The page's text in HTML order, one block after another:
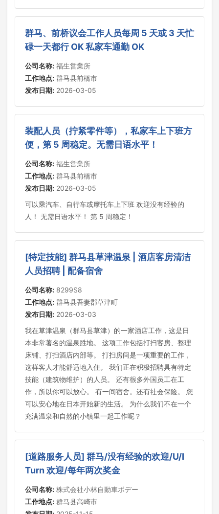
群马、前桥议会工作人员每周 5 天或 3 天忙
碌一天都行 OK 私家车通勤 OK
公司名称: 福生営業所
工作地点: 群马县前橋市
发布日期: 2026-03-05
装配人员（拧紧零件等），私家车上下班方
便，第 5 周稳定。无需日语水平！
公司名称: 福生営業所
工作地点: 群马县前橋市
发布日期: 2026-03-05
可以乘汽车、自行车或摩托车上下班 欢迎没有经验的
人！ 无需日语水平！ 第 5 周稳定！
[特定技能] 群马县草津温泉 | 酒店客房清洁
人员招聘 | 配备宿舍
公司名称: 8299S8
工作地点: 群马县吾妻郡草津町
发布日期: 2026-03-03
我在草津温泉（群马县草津）的一家酒店工作，这是日
本非常著名的温泉胜地。 这项工作包括打扫客房、整理
床铺、打扫酒店内部等。 打扫房间是一项重要的工作，
这样客人才能舒适地入住。 我们正在积极招聘具有特定
技能（建筑物维护）的人员。 还有很多外国员工在工
作，所以你可以放心。 有一间宿舍。还有社会保险。 您
可以安心地在日本开始新的生活。 为什么我们不在一个
充满温泉和自然的小镇里一起工作呢？
[道路服务人员] 群马/没有经验的欢迎/U/I
Turn 欢迎/每年两次奖金
公司名称: 株式会社小林自動車ボデー
工作地点: 群马县高崎市